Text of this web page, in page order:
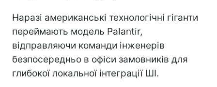
Наразі американські технологічні гіганти
переймають модель Palantir,
відправляючи команди інженерів
безпосередньо в офіси замовників для
глибокої локальної інтеграції ШІ.